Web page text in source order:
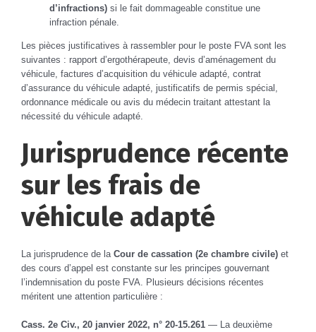
d’infractions) si le fait dommageable constitue une
infraction pénale.
Les pièces justificatives à rassembler pour le poste FVA sont les
suivantes : rapport d’ergothérapeute, devis d’aménagement du
véhicule, factures d’acquisition du véhicule adapté, contrat
d’assurance du véhicule adapté, justificatifs de permis spécial,
ordonnance médicale ou avis du médecin traitant attestant la
nécessité du véhicule adapté.
Jurisprudence récente
sur les frais de
véhicule adapté
La jurisprudence de la Cour de cassation (2e chambre civile) et
des cours d’appel est constante sur les principes gouvernant
l’indemnisation du poste FVA. Plusieurs décisions récentes
méritent une attention particulière :
Cass. 2e Civ., 20 janvier 2022, n° 20-15.261 — La deuxième